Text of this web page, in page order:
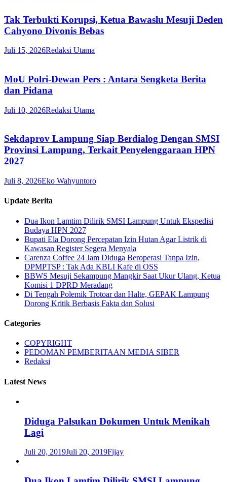
Tak Terbukti Korupsi, Ketua Bawaslu Mesuji Deden
Cahyono Divonis Bebas
Juli 15, 2026Redaksi Utama
MoU Polri-Dewan Pers : Antara Sengketa Berita
dan Pidana
Juli 10, 2026Redaksi Utama
Sekdaprov Lampung Siap Berdialog Dengan SMSI
Provinsi Lampung, Terkait Penyelenggaraan HPN
2027
Juli 8, 2026Eko Wahyuntoro
Update Berita
Dua Ikon Lamtim Dilirik SMSI Lampung Untuk Ekspedisi
Budaya HPN 2027
Bupati Ela Dorong Percepatan Izin Hutan Agar Listrik di
Kawasan Register Segera Menyala
Carenza Coffee 24 Jam Diduga Beroperasi Tanpa Izin,
DPMPTSP : Tak Ada KBLI Kafe di OSS
BBWS Mesuji Sekampung Mangkir Saat Ukur Ulang, Ketua
Komisi 1 DPRD Meradang
Di Tengah Polemik Trotoar dan Halte, GEPAK Lampung
Dorong Kritik Berbasis Fakta dan Solusi
Categories
COPYRIGHT
PEDOMAN PEMBERITAAN MEDIA SIBER
Redaksi
Latest News
Diduga Palsukan Dokumen Untuk Menikah
Lagi
Juli 20, 2019Juli 20, 2019Fijay